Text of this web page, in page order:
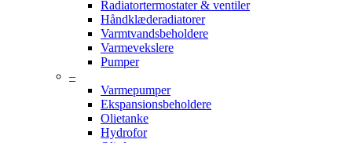
Radiatortermostater & ventiler
Håndklæderadiatorer
Varmtvandsbeholdere
Varmevekslere
Pumper
–
Varmepumper
Ekspansionsbeholdere
Olietanke
Hydrofor